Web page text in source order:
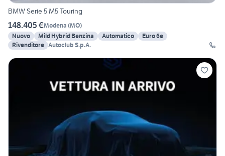
BMW Serie 5 M5 Touring
148.405 €Modena (MO)
Nuovo
Mild Hybrid Benzina Automatico
Euro 6e
Rivenditore Autoclub S.p.A.